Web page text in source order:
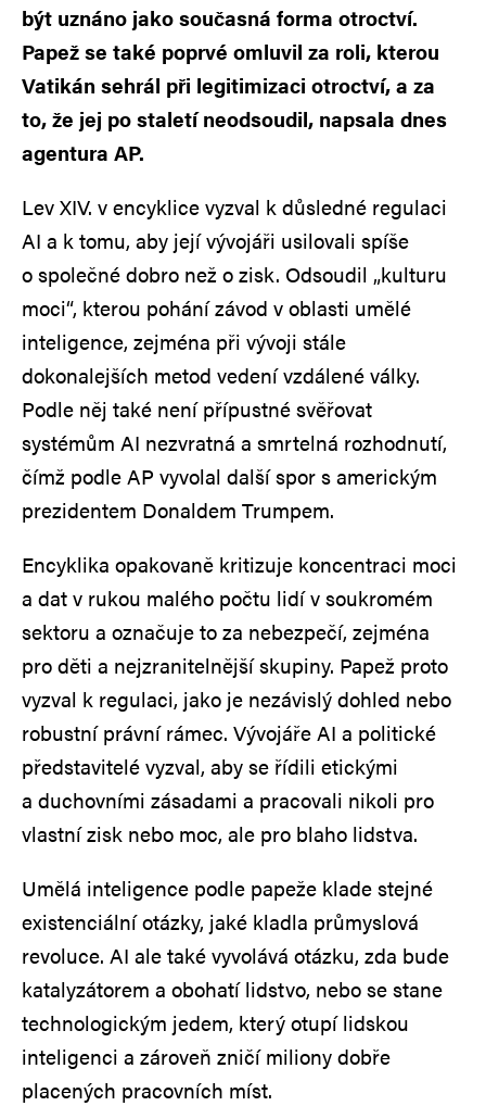
být uznáno jako současná forma otroctví.
Papež se také poprvé omluvil za roli, kterou
Vatikán sehrál při legitimizaci otroctví, a za
to, že jej po staletí neodsoudil, napsala dnes
agentura AP.
Lev XIV. v encyklice vyzval k důsledné regulaci
AI a k tomu, aby její vývojáři usilovali spíše
o společné dobro než o zisk. Odsoudil „kulturu
moci“, kterou pohání závod v oblasti umělé
inteligence, zejména při vývoji stále
dokonalejších metod vedení vzdálené války.
Podle něj také není přípustné svěřovat
systémům AI nezvratná a smrtelná rozhodnutí,
čímž podle AP vyvolal další spor s americkým
prezidentem Donaldem Trumpem.
Encyklika opakovaně kritizuje koncentraci moci
a dat v rukou malého počtu lidí v soukromém
sektoru a označuje to za nebezpečí, zejména
pro děti a nejzranitelnější skupiny. Papež proto
vyzval k regulaci, jako je nezávislý dohled nebo
robustní právní rámec. Vývojáře AI a politické
představitelé vyzval, aby se řídili etickými
a duchovními zásadami a pracovali nikoli pro
vlastní zisk nebo moc, ale pro blaho lidstva.
Umělá inteligence podle papeže klade stejné
existenciální otázky, jaké kladla průmyslová
revoluce. AI ale také vyvolává otázku, zda bude
katalyzátorem a obohatí lidstvo, nebo se stane
technologickým jedem, který otupí lidskou
inteligenci a zároveň zničí miliony dobře
placených pracovních míst.